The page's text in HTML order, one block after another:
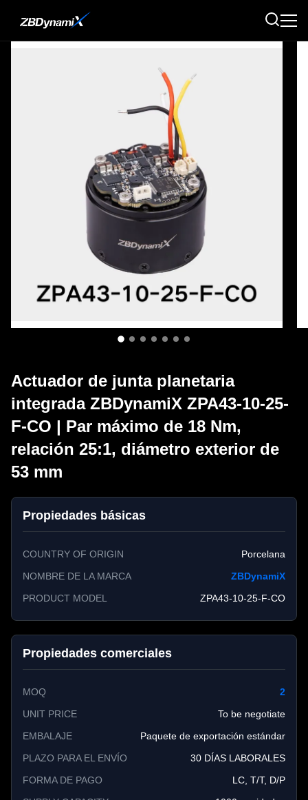
Actuador de junta planetaria
integrada ZBDynamiX ZPA43-10-25-
F-CO | Par máximo de 18 Nm,
relación 25:1, diámetro exterior de
53 mm
Propiedades básicas
COUNTRY OF ORIGIN
Porcelana
NOMBRE DE LA MARCA
ZBDynamiX
PRODUCT MODEL
ZPA43-10-25-F-CO
Propiedades comerciales
MOQ
2
UNIT PRICE
To be negotiate
EMBALAJE
Paquete de exportación estándar
PLAZO PARA EL ENVÍO
30 DÍAS LABORALES
FORMA DE PAGO
LC, T/T, D/P